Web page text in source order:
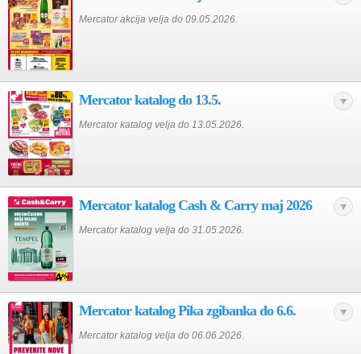
Mercator akcija velja do 09.05.2026.
Mercator katalog do 13.5.
Mercator katalog velja do 13.05.2026.
Mercator katalog Cash & Carry maj 2026
Mercator katalog velja do 31.05.2026.
Mercator katalog Pika zgibanka do 6.6.
Mercator katalog velja do 06.06.2026.